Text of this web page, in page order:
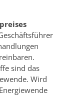
sind das
Wird